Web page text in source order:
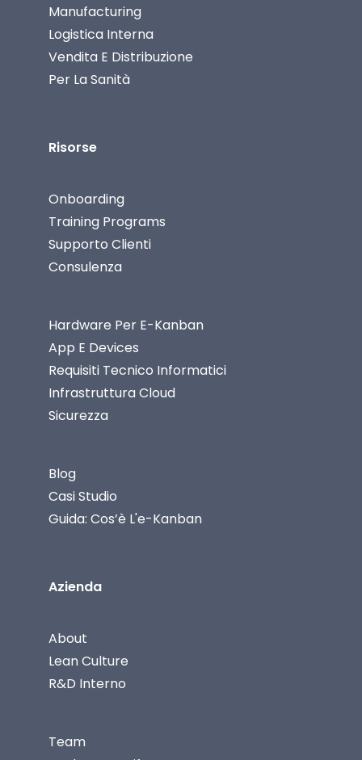
Manufacturing
Logistica Interna
Vendita E Distribuzione
Per La Sanità
Risorse
Onboarding
Training Programs
Supporto Clienti
Consulenza
Hardware Per E-Kanban
App E Devices
Requisiti Tecnico Informatici
Infrastruttura Cloud
Sicurezza
Blog
Casi Studio
Guida: Cos’è L'e-Kanban
Azienda
About
Lean Culture
R&D Interno
Team